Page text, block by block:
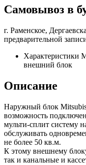
Самовывоз в
г. Раменское,
предварительной
Характеристики
внешний блок
Описание
Наружный блок
возможность
мульти-сплит систему
обслуживать
не более 50 кв.м.
К этому внешнему
так и канальные и